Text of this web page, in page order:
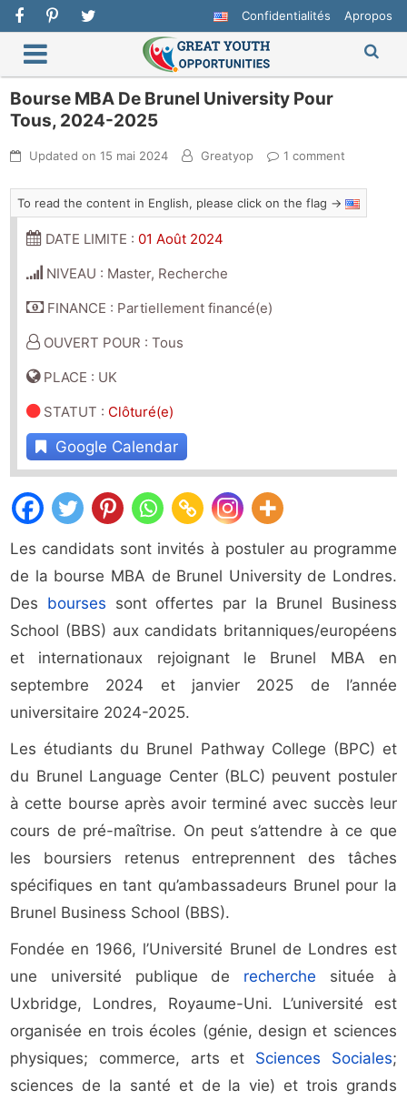
Confidentialités Apropos
Bourse MBA De Brunel University Pour
Tous, 2024-2025
Updated on15 mai 2024 Greatyop 1 comment
To read the content in English, please click on the flag →
DATE LIMITE : 01 Août 2024
NIVEAU : Master, Recherche
FINANCE : Partiellement financé(e)
OUVERT POUR : Tous
PLACE : UK
STATUT : Clôturé(e)
Google Calendar
Les candidats sont invités à postuler au programme
de la bourse MBA de Brunel University de Londres.
Des bourses sont offertes par la Brunel Business
School (BBS) aux candidats britanniques/européens
et internationaux rejoignant le Brunel MBA en
septembre 2024 et janvier 2025 de l’année
universitaire 2024-2025.
Les étudiants du Brunel Pathway College (BPC) et
du Brunel Language Center (BLC) peuvent postuler
à cette bourse après avoir terminé avec succès leur
cours de pré-maîtrise. On peut s’attendre à ce que
les boursiers retenus entreprennent des tâches
spécifiques en tant qu’ambassadeurs Brunel pour la
Brunel Business School (BBS).
Fondée en 1966, l’Université Brunel de Londres est
une université publique de recherche située à
Uxbridge, Londres, Royaume-Uni. L’université est
organisée en trois écoles (génie, design et sciences
physiques; commerce, arts et Sciences Sociales;
sciences de la santé et de la vie) et trois grands